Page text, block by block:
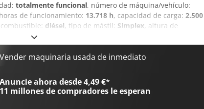
totalmente funcional, número de máquina/vehículo:
de funcionamiento: 13.718 h, capacidad de carga: 2.500
diésel, tipo de mástil: Simplex, altura de
¡garantizamos la venta al precio más alto! DETALLES
máxima de elevación: 3.450 mm Crsdpfx Agszrgbpodef
diésel Tipo de mástil: simple Clase ISO: 2 (1.000–2.500 kg)
lateral 3.ª válvula Referencia externa: SL12069SP
Vender maquinaria usada de inmediato
Anuncie ahora desde 4,49 €*
11 millones de compradores le esperan